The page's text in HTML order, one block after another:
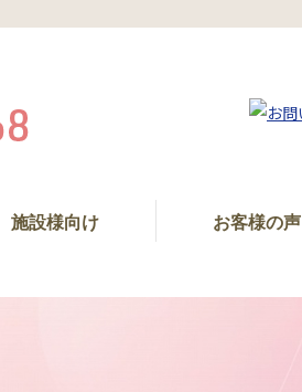
施設様向け お客様の声